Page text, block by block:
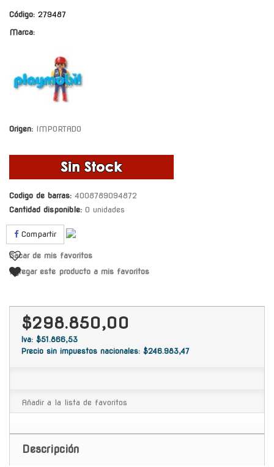
Código: 279487
Marca:
Origen: IMPORTADO
Codigo de barras: 4008789094872
Cantidad disponible: 0 unidades
Compartir
Sacar de mis favoritos
Agregar este producto a mis favoritos
$298.850,00
Iva: $51.866,53
Precio sin impuestos nacionales: $246.983,47
Añadir a la lista de favoritos
Descripción